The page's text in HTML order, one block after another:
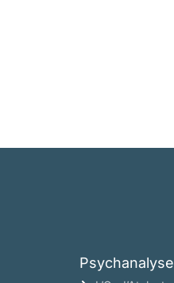
Psychanalyse